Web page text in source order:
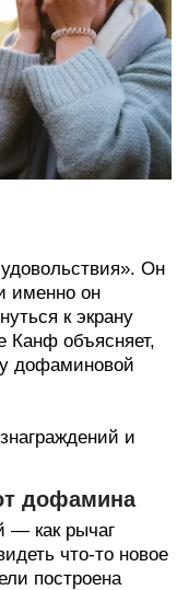
Он
именно он
к экрану
Канф объясняет,
дофаминовой
и
дофамина
— как рычаг
что-то новое
построена